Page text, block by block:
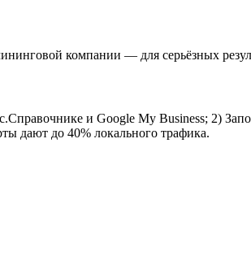
компании — для серьёзных
и Google My Business; 2)
дают до 40% локального трафика.